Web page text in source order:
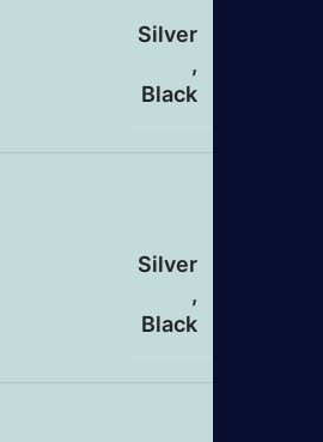
Silver
,
Black
Silver
,
Black